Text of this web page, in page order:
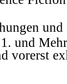
und
vorerst